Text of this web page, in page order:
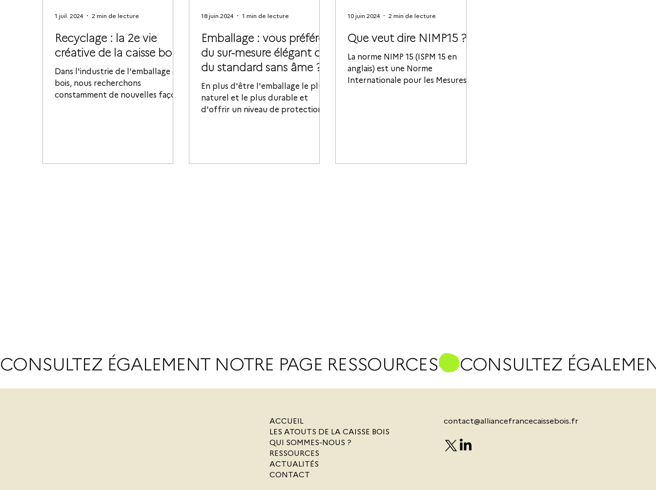
CONSULTEZ ÉGALEMENT NOTRE PAGE RESSOURCES
Recyclage : la 2e vie
créative de la caisse bois
Dans l'industrie de l'emballage en
bois, nous recherchons
constamment de nouvelles façons
1 juil. 2024 2 min de lecture
Emballage : vous préférez
du sur-mesure élégant ou
du standard sans âme ?
En plus d'être l'emballage le plus
naturel et le plus durable et
d'offrir un niveau de protection
18 juin 2024 1 min de lecture
Que veut dire NIMP15 ?
La norme NIMP 15 (ISPM 15 en
anglais) est une Norme
Internationale pour les Mesures
10 juin 2024 2 min de lecture
ACCUEIL
LES ATOUTS DE LA CAISSE BOIS
QUI SOMMES-NOUS ?
RESSOURCES
ACTUALITÉS
CONTACT
contact@alliancefrancecaissebois.fr